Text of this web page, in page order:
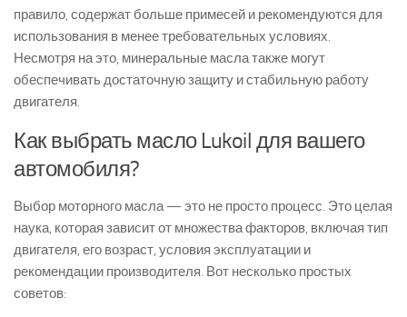
правило, содержат больше примесей и рекомендуются для
использования в менее требовательных условиях.
Несмотря на это, минеральные масла также могут
обеспечивать достаточную защиту и стабильную работу
двигателя.
Как выбрать масло Lukoil для вашего
автомобиля?
Выбор моторного масла — это не просто процесс. Это целая
наука, которая зависит от множества факторов, включая тип
двигателя, его возраст, условия эксплуатации и
рекомендации производителя. Вот несколько простых
советов: